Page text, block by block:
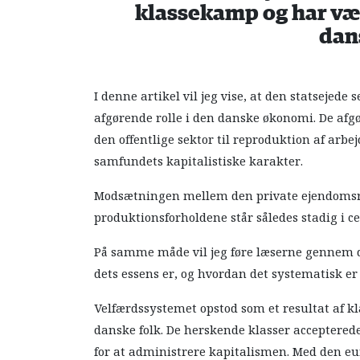
klassekamp og har
I denne artikel vil jeg vise, at den statsejede
afgørende rolle i den danske økonomi. De
den offentlige sektor til reproduktion af
samfundets kapitalistiske karakter.
Modsætningen mellem den private
produktionsforholdene står således stadig i
På samme måde vil jeg føre læserne
dets essens er, og hvordan det systematisk
Velfærdssystemet opstod som et resultat af
danske folk. De herskende klasser
for at administrere kapitalismen. Med den